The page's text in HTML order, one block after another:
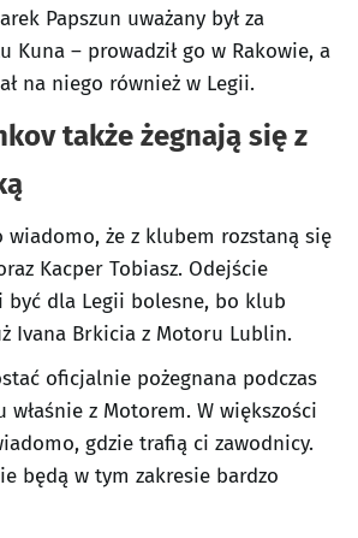
Papszun uważany był za
Kuna – prowadził go w Rakowie, a
na niego również w Legii.
także żegnają się z
wiadomo, że z klubem rozstaną się
Kacper Tobiasz. Odejście
być dla Legii bolesne, bo klub
Ivana Brkicia z Motoru Lublin.
oficjalnie pożegnana podczas
z Motorem. W większości
gdzie trafią ci zawodnicy.
będą w tym zakresie bardzo